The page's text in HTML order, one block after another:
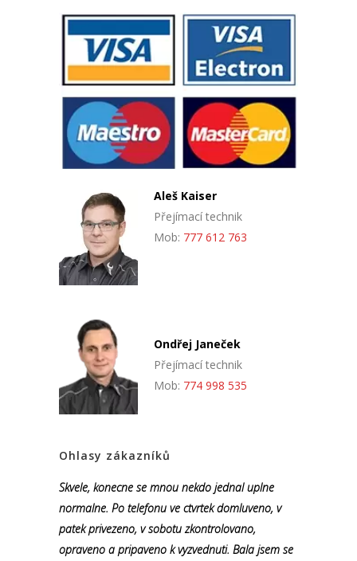
Aleš Kaiser
Přejímací technik
Mob: 777 612 763
Ondřej Janeček
Přejímací technik
Mob: 774 998 535
Ohlasy zákazníků
Skvele, konecne se mnou nekdo jednal uplne
normalne. Po telefonu ve ctvrtek domluveno, v
patek privezeno, v sobotu zkontrolovano,
opraveno a pripaveno k vyzvednuti. Bala jsem se